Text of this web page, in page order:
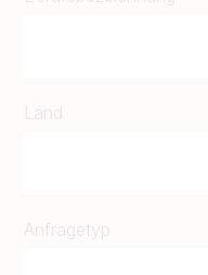
Land
Anfragetyp